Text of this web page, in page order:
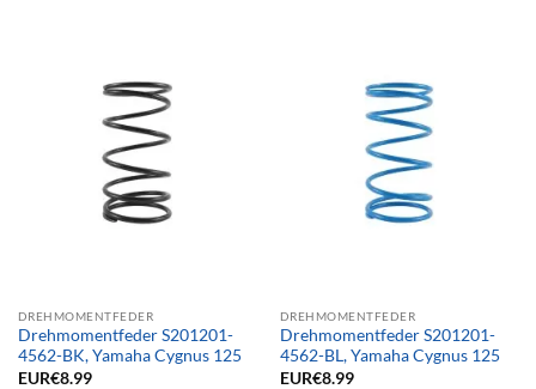
DREHMOMENTFEDER
Drehmomentfeder S201201-
4562-BK, Yamaha Cygnus 125
EUR€8.99
DREHMOMENTFEDER
Drehmomentfeder S201201-
4562-BL, Yamaha Cygnus 125
EUR€8.99